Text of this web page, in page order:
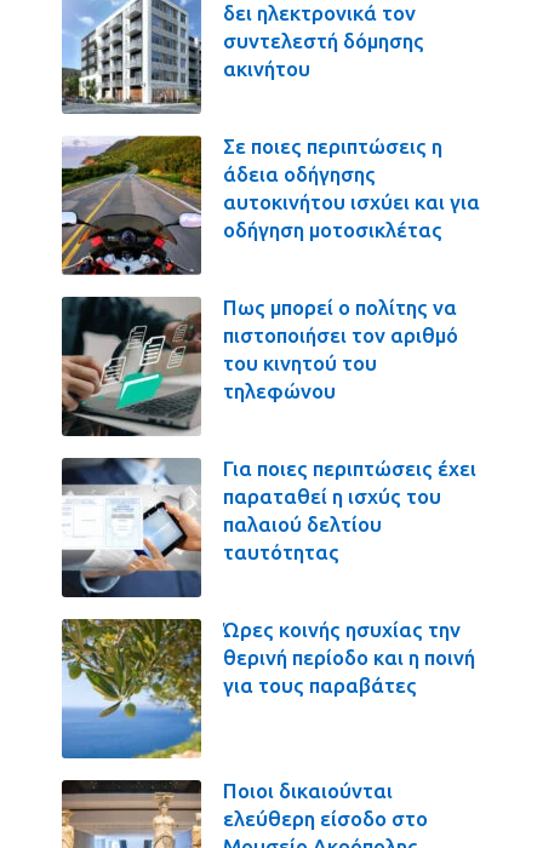
δει ηλεκτρονικά τον
συντελεστή δόμησης
ακινήτου
Σε ποιες περιπτώσεις η
άδεια οδήγησης
αυτοκινήτου ισχύει και για
οδήγηση μοτοσικλέτας
Πως μπορεί ο πολίτης να
πιστοποιήσει τον αριθμό
του κινητού του
τηλεφώνου
Για ποιες περιπτώσεις έχει
παραταθεί η ισχύς του
παλαιού δελτίου
ταυτότητας
Ώρες κοινής ησυχίας την
θερινή περίοδο και η ποινή
για τους παραβάτες
Ποιοι δικαιούνται
ελεύθερη είσοδο στο